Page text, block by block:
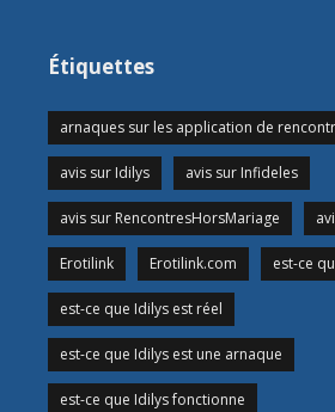
Étiquettes
arnaques sur les application de
avis sur Idilys avis sur Infideles
avis sur RencontresHorsMariage
Erotilink Erotilink.com est-ce
est-ce que Idilys est réel
est-ce que Idilys est une arnaque
est-ce que Idilys fonctionne